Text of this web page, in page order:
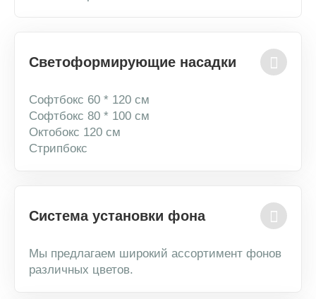
Светоформирующие насадки
Софтбокс 60 * 120 см
Софтбокс 80 * 100 см
Октобокс 120 см
Стрипбокс
Система установки фона
Мы предлагаем широкий ассортимент фонов
различных цветов.